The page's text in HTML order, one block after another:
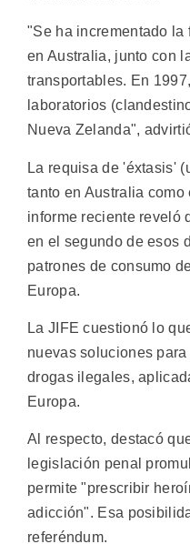
"Se ha incrementado la
en Australia, junto con
transportables. En
laboratorios
Nueva Zelanda",
La requisa de 'éxtasis'
tanto en Australia
informe reciente reveló
en el segundo de esos
patrones de consumo
Europa.
La JIFE cuestionó lo
nuevas soluciones
drogas ilegales,
Europa.
Al respecto, destacó
legislación penal
permite "prescribir
adicción". Esa
referéndum.